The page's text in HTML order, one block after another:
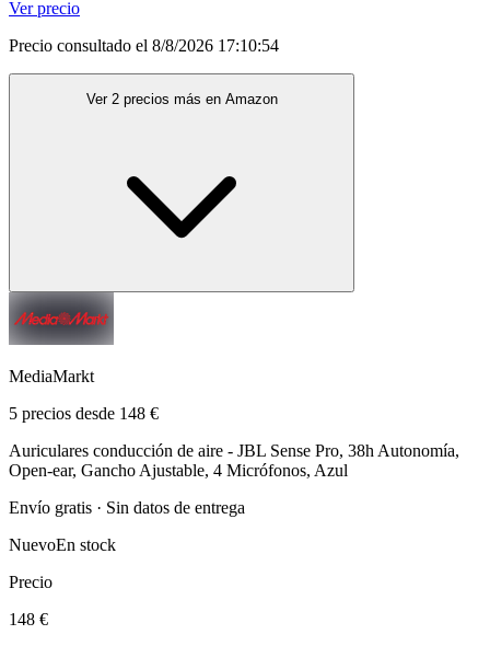
Ver precio
Precio consultado el 8/8/2026 17:10:54
Ver 2 precios más en Amazon
MediaMarkt
5 precios desde 148 €
Auriculares conducción de aire - JBL Sense Pro, 38h Autonomía,
Open-ear, Gancho Ajustable, 4 Micrófonos, Azul
Envío gratis · Sin datos de entrega
NuevoEn stock
Precio
148 €